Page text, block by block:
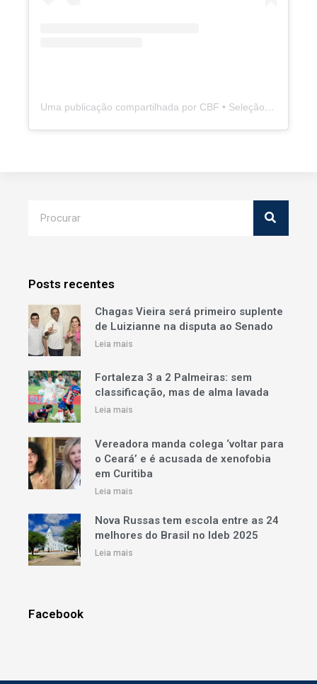
Uma publicação compartilhada por CBF • Seleção Brasileira de Futebol (@cbf_futebol)
Posts recentes
Chagas Vieira será primeiro suplente
de Luizianne na disputa ao Senado
Leia mais
Fortaleza 3 a 2 Palmeiras: sem
classificação, mas de alma lavada
Leia mais
Vereadora manda colega ‘voltar para
o Ceará’ e é acusada de xenofobia
em Curitiba
Leia mais
Nova Russas tem escola entre as 24
melhores do Brasil no Ideb 2025
Leia mais
Facebook